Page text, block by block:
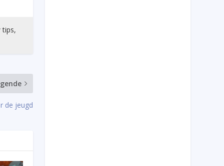
tips,
de jeugd